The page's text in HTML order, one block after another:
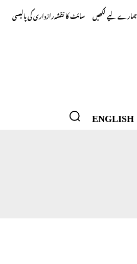
ہمارے لیے لکھیں سائٹ کا نقشہرازداری کی پالیسی
ENGLISH